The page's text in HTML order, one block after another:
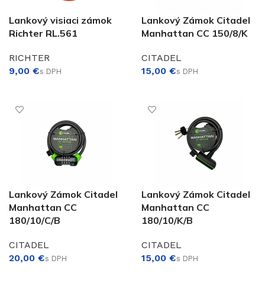
Lankový visiaci zámok
Richter RL.561
RICHTER
€
Lankový Zámok Citadel
Manhattan CC 150/8/K
CITADEL
€
Lankový Zámok Citadel
Manhattan CC
180/10/C/B
CITADEL
€
Lankový Zámok Citadel
Manhattan CC
180/10/K/B
CITADEL
€